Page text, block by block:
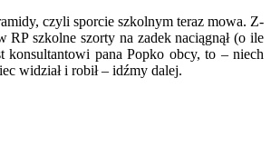
czyli sporcie szkolnym teraz mowa. Z-
szkolne szorty na zadek naciągnął (o ile
konsultantowi pana Popko obcy, to – niech
widział i robił – idźmy dalej.